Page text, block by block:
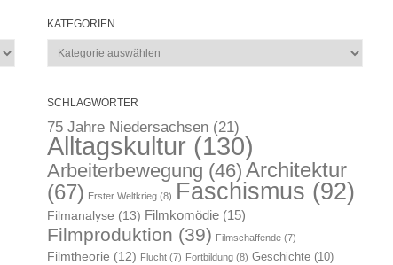
KATEGORIEN
Kategorien
SCHLAGWÖRTER
75 Jahre Niedersachsen (21)
Alltagskultur (130)
Arbeiterbewegung (46) Architektur
(67) Erster Weltkrieg (8) Faschismus (92)
Filmanalyse (13) Filmkomödie (15)
Filmproduktion (39) Filmschaffende (7)
Filmtheorie (12) Flucht (7) Fortbildung (8) Geschichte (10)